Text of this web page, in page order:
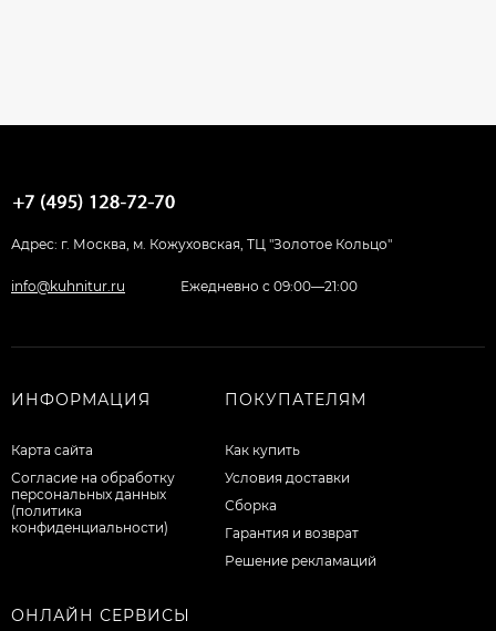
Адрес: г. Москва, м. Кожуховская, ТЦ "Золотое Кольцо"
info@kuhnitur.ru Ежедневно с 09:00—21:00
ИНФОРМАЦИЯ
Карта сайта
Согласие на обработку
персональных данных
(политика
конфиденциальности)
ПОКУПАТЕЛЯМ
Как купить
Условия доставки
Сборка
Гарантия и возврат
Решение рекламаций
ОНЛАЙН СЕРВИСЫ